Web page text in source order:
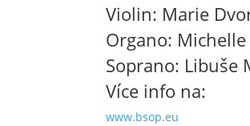
Violin: Marie
Organo:
Soprano: Libuše
Více info na:
www.bsop.eu